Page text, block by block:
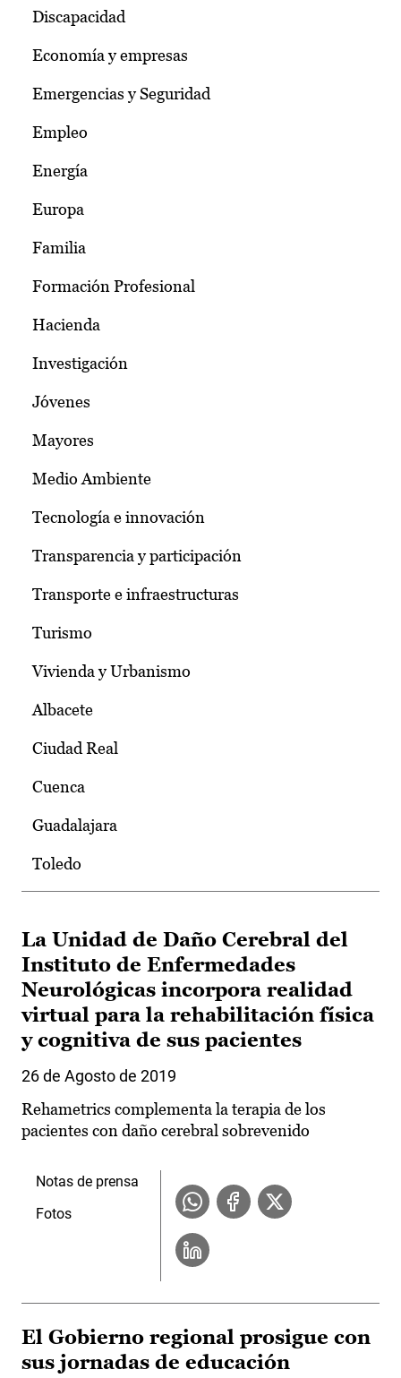
Discapacidad
Economía y empresas
Emergencias y Seguridad
Empleo
Energía
Europa
Familia
Formación Profesional
Hacienda
Investigación
Jóvenes
Mayores
Medio Ambiente
Tecnología e innovación
Transparencia y participación
Transporte e infraestructuras
Turismo
Vivienda y Urbanismo
Albacete
Ciudad Real
Cuenca
Guadalajara
Toledo
La Unidad de Daño Cerebral del
Instituto de Enfermedades
Neurológicas incorpora realidad
virtual para la rehabilitación física
y cognitiva de sus pacientes
26 de Agosto de 2019
Rehametrics complementa la terapia de los
pacientes con daño cerebral sobrevenido
Notas de prensa
Fotos
El Gobierno regional prosigue con
sus jornadas de educación